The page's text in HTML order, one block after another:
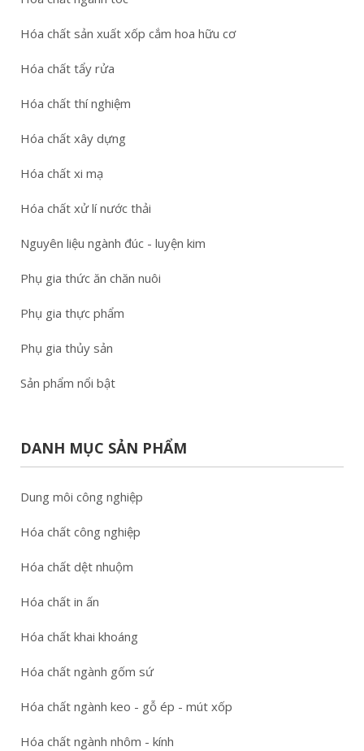
Hóa chất sản xuất xốp cắm hoa hữu cơ
Hóa chất tẩy rửa
Hóa chất thí nghiệm
Hóa chất xây dựng
Hóa chất xi mạ
Hóa chất xử lí nước thải
Nguyên liệu ngành đúc - luyện kim
Phụ gia thức ăn chăn nuôi
Phụ gia thực phẩm
Phụ gia thủy sản
Sản phẩm nổi bật
DANH MỤC SẢN PHẨM
Dung môi công nghiệp
Hóa chất công nghiệp
Hóa chất dệt nhuộm
Hóa chất in ấn
Hóa chất khai khoáng
Hóa chất ngành gốm sứ
Hóa chất ngành keo - gỗ ép - mút xốp
Hóa chất ngành nhôm - kính